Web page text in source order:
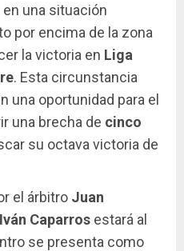
una situación
por encima de la zona
la victoria en Liga
. Esta circunstancia
una oportunidad para el
una brecha de cinco
su octava victoria de
el árbitro Juan
Iván Caparros estará al
se presenta como